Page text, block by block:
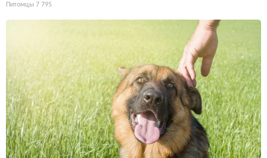
Питомцы 7 795